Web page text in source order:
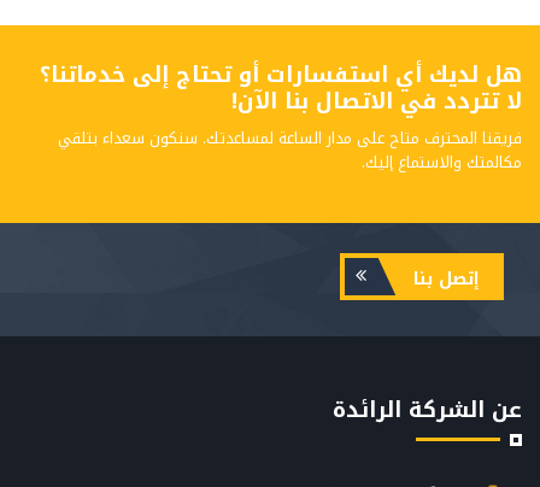
هل لديك أي استفسارات أو تحتاج إلى خدماتنا؟
لا تتردد في الاتصال بنا الآن!
فريقنا المحترف متاح على مدار الساعة لمساعدتك. سنكون سعداء بتلقي
مكالمتك والاستماع إليك.
إتصل بنا
عن الشركة الرائدة